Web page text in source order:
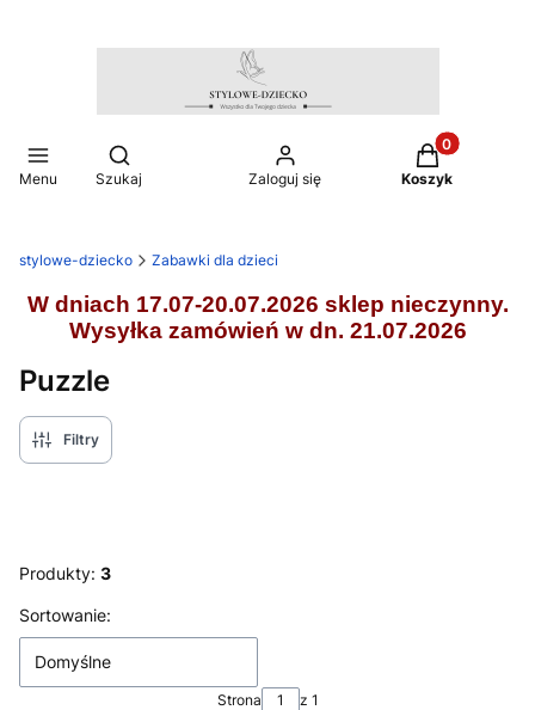
Menu
Otwórz wyszukiwarkę
Szukaj Zaloguj się
Produkty w
Koszyk
stylowe-dziecko Zabawki dla dzieci
W dniach 17.07-20.07.2026 sklep nieczynny.
Wysyłka zamówień w dn. 21.07.2026
Puzzle
Filtry
Produkty: 3
Lista produktów
Sortowanie:
Domyślne
Strona z 1